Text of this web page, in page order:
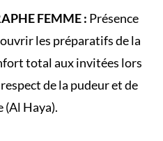
FEMME : Présence
les préparatifs de la
total aux invitées lors
de la pudeur et de
(Al Haya).